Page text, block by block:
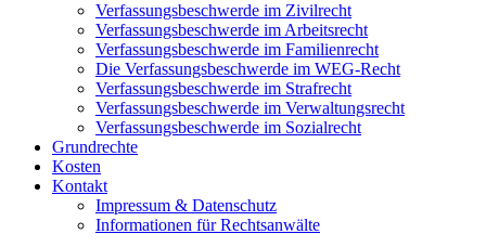
Verfassungsbeschwerde im Zivilrecht
Verfassungsbeschwerde im Arbeitsrecht
Verfassungsbeschwerde im Familienrecht
Die Verfassungsbeschwerde im WEG-Recht
Verfassungsbeschwerde im Strafrecht
Verfassungsbeschwerde im Verwaltungsrecht
Verfassungsbeschwerde im Sozialrecht
Grundrechte
Kosten
Kontakt
Impressum & Datenschutz
Informationen für Rechtsanwälte